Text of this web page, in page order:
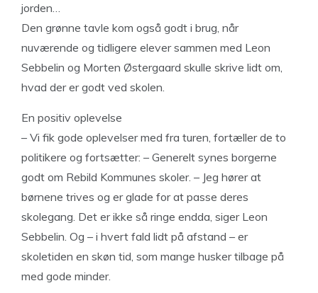
jorden…
Den grønne tavle kom også godt i brug, når
nuværende og tidligere elever sammen med Leon
Sebbelin og Morten Østergaard skulle skrive lidt om,
hvad der er godt ved skolen.
En positiv oplevelse
– Vi fik gode oplevelser med fra turen, fortæller de to
politikere og fortsætter: – Generelt synes borgerne
godt om Rebild Kommunes skoler. – Jeg hører at
børnene trives og er glade for at passe deres
skolegang. Det er ikke så ringe endda, siger Leon
Sebbelin. Og – i hvert fald lidt på afstand – er
skoletiden en skøn tid, som mange husker tilbage på
med gode minder.